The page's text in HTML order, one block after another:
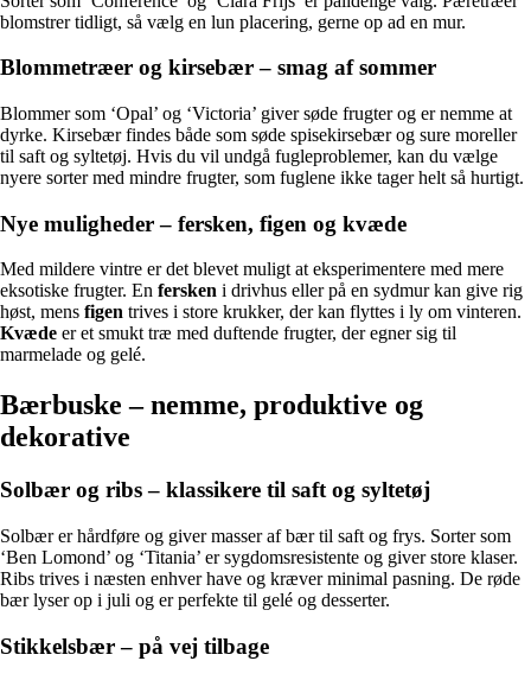
blomstrer tidligt, så vælg en lun placering, gerne op ad en mur.
Blommetræer og kirsebær – smag af sommer
Blommer som ‘Opal’ og ‘Victoria’ giver søde frugter og er nemme at
dyrke. Kirsebær findes både som søde spisekirsebær og sure moreller
til saft og syltetøj. Hvis du vil undgå fugleproblemer, kan du vælge
nyere sorter med mindre frugter, som fuglene ikke tager helt så hurtigt.
Nye muligheder – fersken, figen og kvæde
Med mildere vintre er det blevet muligt at eksperimentere med mere
eksotiske frugter. En fersken i drivhus eller på en sydmur kan give rig
høst, mens figen trives i store krukker, der kan flyttes i ly om vinteren.
Kvæde er et smukt træ med duftende frugter, der egner sig til
marmelade og gelé.
Bærbuske – nemme, produktive og
dekorative
Solbær og ribs – klassikere til saft og syltetøj
Solbær er hårdføre og giver masser af bær til saft og frys. Sorter som
‘Ben Lomond’ og ‘Titania’ er sygdomsresistente og giver store klaser.
Ribs trives i næsten enhver have og kræver minimal pasning. De røde
bær lyser op i juli og er perfekte til gelé og desserter.
Stikkelsbær – på vej tilbage